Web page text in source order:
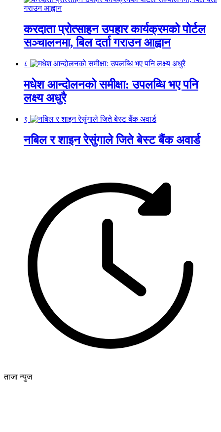
करदाता प्रोत्साहन उपहार कार्यक्रमको पोर्टल
सञ्चालनमा, बिल दर्ता गराउन आह्वान
८
मधेश आन्दोलनको समीक्षा: उपलब्धि भए पनि
लक्ष्य अधुरै
९
नबिल र शाइन रेसुंगाले जिते बेस्ट बैंक अवार्ड
ताजा न्युज